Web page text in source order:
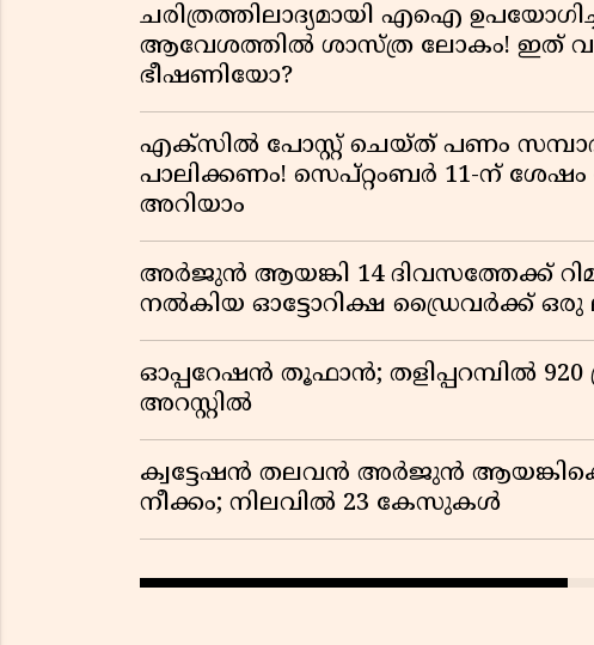
ചരിത്രത്തിലാദ്യമായി എഐ
ആവേശത്തിൽ ശാസ്ത്ര ലോകം! ഇത്
ഭീഷണിയോ?
എക്സിൽ പോസ്റ്റ് ചെയ്ത് പണം
പാലിക്കണം! സെപ്റ്റംബർ 11-ന്
അറിയാം
അർജുൻ ആയങ്കി 14 ദിവസത്തേക്ക്
നൽകിയ ഓട്ടോറിക്ഷ ഡ്രൈവർക്ക് ഒരു
ഓപ്പറേഷൻ തൂഫാൻ; തളിപ്പറമ്പിൽ
അറസ്റ്റിൽ
ക്വട്ടേഷൻ തലവൻ അർജുൻ
നീക്കം; നിലവിൽ 23 കേസുകൾ